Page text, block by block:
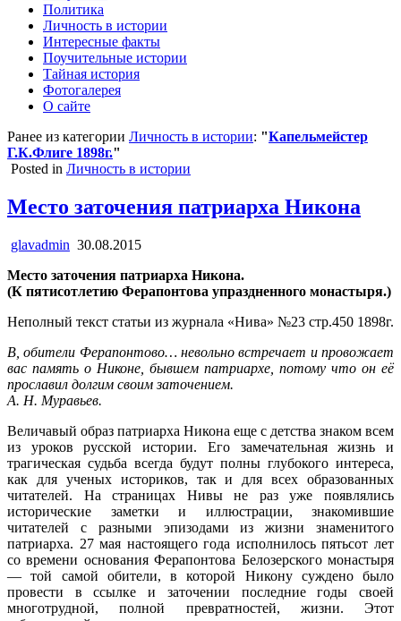
Политика
Личность в истории
Интересные факты
Поучительные истории
Тайная история
Фотогалерея
О сайте
Ранее из категории Личность в истории: "Капельмейстер
Г.К.Флиге 1898г."
Posted in Личность в истории
Место заточения патриарха Никона
glavadmin 30.08.2015
Место заточения патриарха Никона.
(К пятисотлетию Ферапонтова упраздненного монастыря.)
Неполный текст статьи из журнала «Нива» №23 стр.450 1898г.
В, обители Ферапонтово… невольно встречает и провожает
вас память о Никоне, бывшем патриархе, потому что он её
прославил долгим своим заточением.
А. Н. Муравьев.
Величавый образ патриарха Никона еще с детства знаком всем
из уроков русской истории. Его замечательная жизнь и
трагическая судьба всегда будут полны глубокого интереса,
как для ученых историков, так и для всех образованных
читателей. На страницах Нивы не раз уже появлялись
исторические заметки и иллюстрации, знакомившие
читателей с разными эпизодами из жизни знаменитого
патриарха. 27 мая настоящего года исполнилось пятьсот лет
со времени основания Ферапонтова Белозерского монастыря
— той самой обители, в которой Никону суждено было
провести в ссылке и заточении последние годы своей
многотрудной, полной превратностей, жизни. Этот